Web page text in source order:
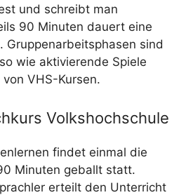
und schreibt man
90 Minuten dauert eine
Gruppenarbeitsphasen sind
wie aktivierende Spiele
VHS-Kursen.
Volkshochschule
findet einmal die
Minuten geballt statt.
erteilt den Unterricht